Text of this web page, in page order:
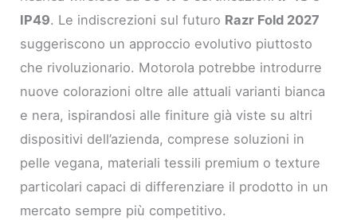
IP49. Le indiscrezioni sul futuro Razr Fold 2027
suggeriscono un approccio evolutivo piuttosto
che rivoluzionario. Motorola potrebbe introdurre
nuove colorazioni oltre alle attuali varianti bianca
e nera, ispirandosi alle finiture già viste su altri
dispositivi dell’azienda, comprese soluzioni in
pelle vegana, materiali tessili premium o texture
particolari capaci di differenziare il prodotto in un
mercato sempre più competitivo.